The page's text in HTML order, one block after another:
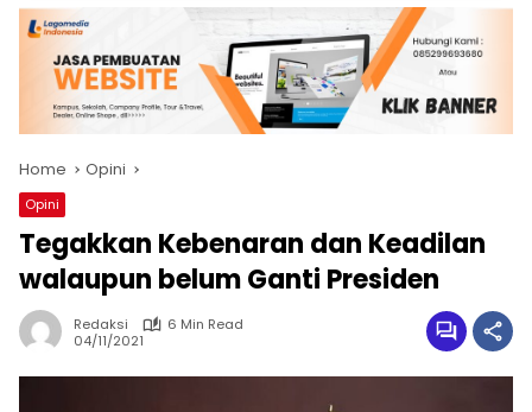
Home Opini
Opini
Tegakkan Kebenaran dan Keadilan
walaupun belum Ganti Presiden
Redaksi
6 Min Read
04/11/2021